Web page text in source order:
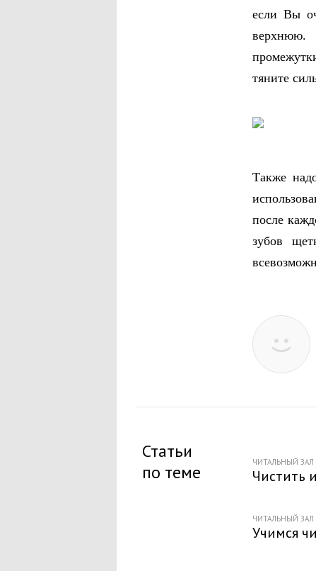
если Вы
верхнюю.
тяните
Также
после
зубов
Статьи
по теме
ЧИТАЛЬНЫЙ ЗАЛ
Чистить
ЧИТАЛЬНЫЙ ЗАЛ
Учимся